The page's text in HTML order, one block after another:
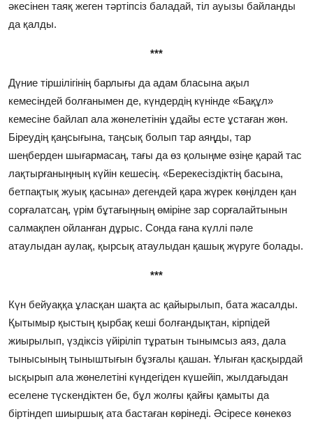
әкесінен таяқ жеген тәртіпсіз баладай, тіл ауызы байланды
да қалды.
***
Дүние тіршілігінің барлығы да адам бласына ақыл
кемесіндей болғанымен де, күндердің күнінде «Бақұл»
кемесіне байлап ала жөнелетінін ұдайы есте ұстаған жөн.
Біреудің қаңсығына, таңсық болып тар аяңды, тар
шеңберден шығармасаң, тағы да өз қолыңме өзіңе қарай тас
лақтырғаныңның күйін кешесің. «Берекесіздіктің басына,
бетпақтық жуық қасына» дегендей қара жүрек көңілден қан
сорғалатсаң, үрім бұтағыңның өміріне зар сорғалайтынын
салмақпен ойланған дұрыс. Сонда ғана күллі пәле
атаулыдан аулақ, қырсық атаулыдан қашық жүруге болады.
***
Күн бейуаққа ұласқан шақта ас қайырылып, бата жасалды.
Қытымыр қыстың қырбақ кеші болғандықтан, кірпідей
жиырылып, үздіксіз үйіріліп тұратын тынымсыз аяз, дала
тынысының тыныштығын бұзғалы қашан. Ұлыған қасқырдай
ысқырып ала жөнелетіні күндегіден күшейіп, жылдағыдан
еселене түскендіктен бе, бұл жолғы қайғы қамыты да
біртіндеп шиыршық ата бастаған көрінеді. Әсіресе көнекөз